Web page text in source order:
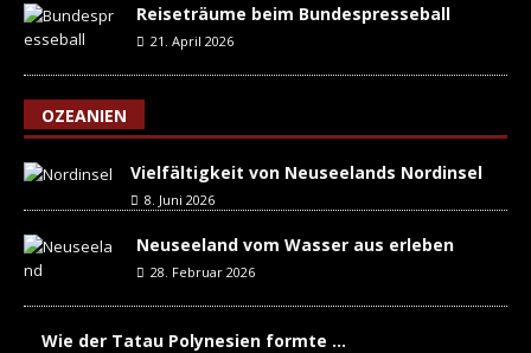
Reiseträume beim Bundespresseball
21. April 2026
OZEANIEN
Vielfältigkeit von Neuseelands Nordinsel
8. Juni 2026
Neuseeland vom Wasser aus erleben
28. Februar 2026
Wie der Tatau Polynesien formte …